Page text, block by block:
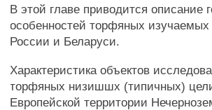
В этой главе приводится описание
особенностей торфяных
России и Беларуси.
Характеристика объектов
торфяных низишшх (типичных)
Европейской территории